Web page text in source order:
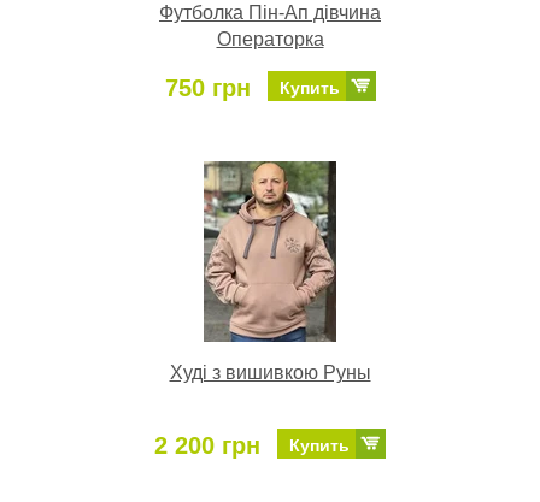
Футболка Пін-Ап дівчина
Операторка
750 грн Купить
Худі з вишивкою Руны
2 200 грн Купить